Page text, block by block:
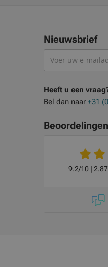
Nieuwsbrief
onze
nieuwsbrief
Heeft u een
Bel dan naar +31
Beoordelingen
9.2/10